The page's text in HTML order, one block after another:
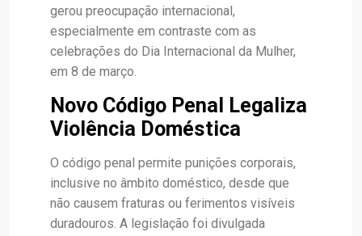
gerou preocupação internacional,
especialmente em contraste com as
celebrações do Dia Internacional da Mulher,
em 8 de março.
Novo Código Penal Legaliza
Violência Doméstica
O código penal permite punições corporais,
inclusive no âmbito doméstico, desde que
não causem fraturas ou ferimentos visíveis
duradouros. A legislação foi divulgada